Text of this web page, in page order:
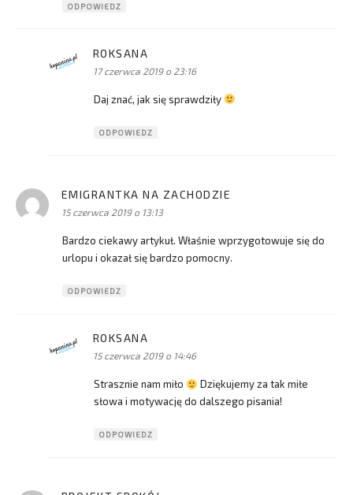
ODPOWIEDZ
ROKSANA
17 czerwca 2019 o 23:16
Daj znać, jak się sprawdziły
ODPOWIEDZ
EMIGRANTKA NA ZACHODZIE
15 czerwca 2019 o 13:13
Bardzo ciekawy artykuł. Właśnie wprzygotowuje się do
urlopu i okazał się bardzo pomocny.
ODPOWIEDZ
ROKSANA
15 czerwca 2019 o 14:46
Strasznie nam miło
Dziękujemy za tak miłe
słowa i motywację do dalszego pisania!
ODPOWIEDZ